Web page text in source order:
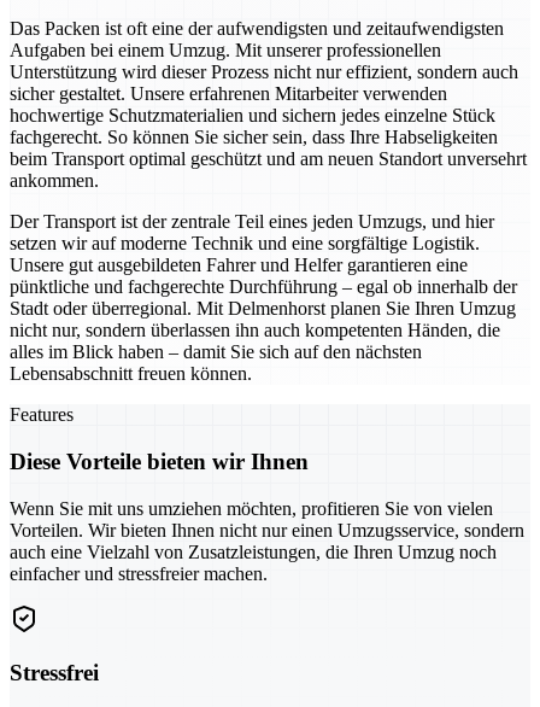
Das Packen ist oft eine der aufwendigsten und zeitaufwendigsten
Aufgaben bei einem Umzug. Mit unserer professionellen
Unterstützung wird dieser Prozess nicht nur effizient, sondern auch
sicher gestaltet. Unsere erfahrenen Mitarbeiter verwenden
hochwertige Schutzmaterialien und sichern jedes einzelne Stück
fachgerecht. So können Sie sicher sein, dass Ihre Habseligkeiten
beim Transport optimal geschützt und am neuen Standort unversehrt
ankommen.
Der Transport ist der zentrale Teil eines jeden Umzugs, und hier
setzen wir auf moderne Technik und eine sorgfältige Logistik.
Unsere gut ausgebildeten Fahrer und Helfer garantieren eine
pünktliche und fachgerechte Durchführung – egal ob innerhalb der
Stadt oder überregional. Mit Delmenhorst planen Sie Ihren Umzug
nicht nur, sondern überlassen ihn auch kompetenten Händen, die
alles im Blick haben – damit Sie sich auf den nächsten
Lebensabschnitt freuen können.
Features
Diese Vorteile bieten wir Ihnen
Wenn Sie mit uns umziehen möchten, profitieren Sie von vielen
Vorteilen. Wir bieten Ihnen nicht nur einen Umzugsservice, sondern
auch eine Vielzahl von Zusatzleistungen, die Ihren Umzug noch
einfacher und stressfreier machen.
Stressfrei